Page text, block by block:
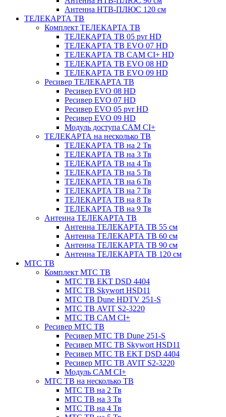
Антенна НТВ-ПЛЮС 120 см
ТЕЛЕКАРТА ТВ
Комплект ТЕЛЕКАРТА ТВ
ТЕЛЕКАРТА ТВ 05 pvr HD
ТЕЛЕКАРТА ТВ EVO 07 HD
ТЕЛЕКАРТА ТВ CAM CI+ HD
ТЕЛЕКАРТА ТВ EVO 08 HD
ТЕЛЕКАРТА ТВ EVO 09 HD
Ресивер ТЕЛЕКАРТА ТВ
Ресивер EVO 08 HD
Ресивер EVO 07 HD
Ресивер EVO 05 pvr HD
Ресивер EVO 09 HD
Модуль доступа CAM CI+
ТЕЛЕКАРТА на несколько ТВ
ТЕЛЕКАРТА ТВ на 2 Тв
ТЕЛЕКАРТА ТВ на 3 Тв
ТЕЛЕКАРТА ТВ на 4 Тв
ТЕЛЕКАРТА ТВ на 5 Тв
ТЕЛЕКАРТА ТВ на 6 Тв
ТЕЛЕКАРТА ТВ на 7 Тв
ТЕЛЕКАРТА ТВ на 8 Тв
ТЕЛЕКАРТА ТВ на 9 Тв
Антенна ТЕЛЕКАРТА ТВ
Антенна ТЕЛЕКАРТА ТВ 55 см
Антенна ТЕЛЕКАРТА ТВ 60 см
Антенна ТЕЛЕКАРТА ТВ 90 см
Антенна ТЕЛЕКАРТА ТВ 120 см
МТС ТВ
Комплект МТС ТВ
МТС ТВ EKT DSD 4404
МТС ТВ Skywort HSD11
МТС ТВ Dune HDTV 251-S
МТС ТВ AVIT S2-3220
МТС ТВ CAM CI+
Ресивер МТС ТВ
Ресивер МТС ТВ Dune 251-S
Ресивер МТС ТВ Skywort HSD11
Ресивер МТС ТВ EKT DSD 4404
Ресивер МТС ТВ AVIT S2-3220
Модуль CAM CI+
МТС ТВ на несколько ТВ
МТС ТВ на 2 Тв
МТС ТВ на 3 Тв
МТС ТВ на 4 Тв